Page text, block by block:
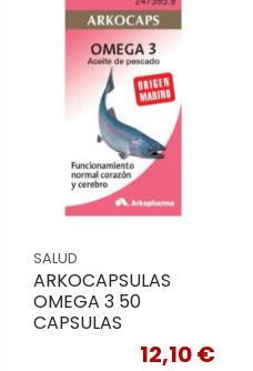
SALUD
ARKOCAPSULAS
OMEGA 3 50
CAPSULAS
12,10 €